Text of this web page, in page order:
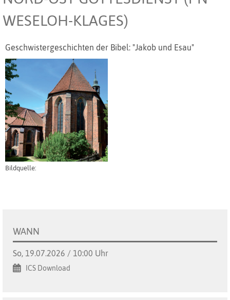
WESELOH-KLAGES)
Geschwistergeschichten der Bibel: "Jakob und Esau"
Bildquelle:
WANN
So, 19.07.2026 / 10:00 Uhr
ICS Download